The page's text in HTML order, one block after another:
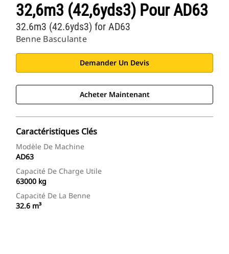
32,6m3 (42,6yds3) Pour AD63
Benne Basculante
32.6m3 (42.6yds3) for AD63
Demander Un Devis
Acheter Maintenant
Caractéristiques Clés
Modèle De Machine
AD63
Capacité De Charge Utile
63000 kg
Capacité De La Benne
32.6 m³